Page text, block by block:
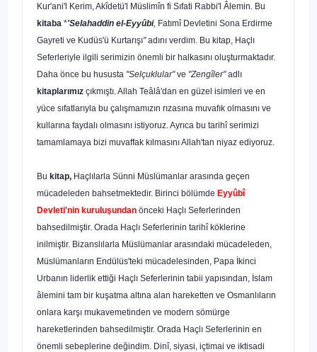
Kur'ani'l Kerim, Akîdetü'l Müslimîn fi Sıfati Rabbi'l Âlemin. Bu
kitaba *'Selahaddin el-Eyyûbi, Fatımî Devletini Sona Erdirme
Gayreti ve Kudüs'ü Kurtarışı"adını verdim. Bu kitap, Haçlı
Seferleriy­le ilgili serimizin önemli bir halkasını oluşturmaktadır.
Daha önce bu hususta "Sel­çuklular"ve "Zengîler"adlı
kitaplarımız çıkmıştı. Allah Teâlâ'dan en güzel isimleri ve en
yüce sıfatlarıyla bu çalışmamızın rızasına muvafık olmasını ve
kullarına faydalı olmasını istiyoruz. Ayrıca bu tarihî serimizi
tamamlamaya bizi muvaffak kılmasını Allah'tan niyaz ediyoruz.
Bu kitap, Haçlılarla Sünni Müslümanlar arasında geçen
mücadeleden bahset­mektedir. Birinci bölümde Eyyûbî
Devleti'nin kuruluşundan önceki Haçlı Seferle­rinden
bahsedilmiştir. Orada Haçlı Seferlerinin tarihî köklerine
inilmiştir. Bizanslı­larla Müslümanlar arasındaki mücadeleden,
Müslümanların Endülüs'teki mücade­lesinden, Papa İkinci
Urbanın liderlik ettiği Haçlı Seferlerinin tabii yapısından, İs­lam
âlemini tam bir kuşatma altına alan hareketten ve Osmanlıların
onlara karşı mukavemetinden ve modern sömürge
hareketlerinden bahsedilmiştir. Orada Haçlı Seferlerinin en
önemli sebeplerine değindim. Dinî, siyasi, içtimai ve iktisadi